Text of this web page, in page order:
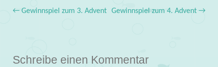
Post navigation
←Gewinnspiel zum 3. Advent Gewinnspiel zum 4. Advent→
Schreibe einen Kommentar